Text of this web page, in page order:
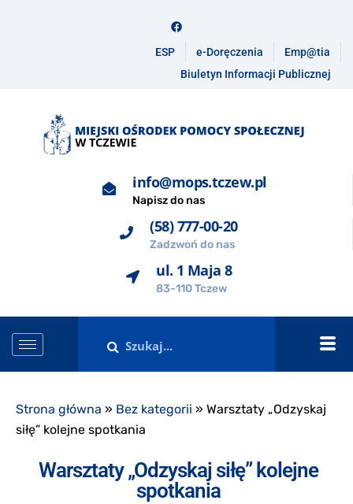
ESP e-Doręczenia
Emp@tia
Biuletyn Informacji Publicznej
info@mops.tczew.pl
Napisz do nas
(58) 777-00-20
Zadzwoń do nas
ul. 1 Maja 8
83-110 Tczew
Strona główna » Bez kategorii » Warsztaty „Odzyskaj
siłę” kolejne spotkania
Warsztaty „Odzyskaj siłę” kolejne
spotkania